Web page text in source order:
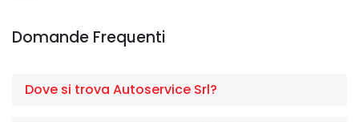
Domande Frequenti
Dove si trova Autoservice Srl?